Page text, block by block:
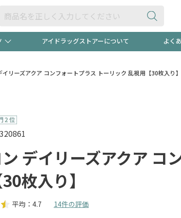
品
類"出現中！今月のスト
ポンプレゼント中！！
も不定期配信
アイドラッグストアーについて よく
イリーズアクア コンフォートプラス トーリック 乱視用【30枚入り】
デイリーズアクア コ
枚入り】
平均：4.7 14件の評価